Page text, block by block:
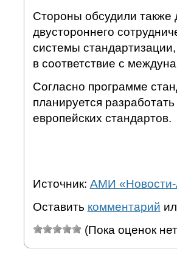
Стороны обсудили также
двустороннего
системы
в соответствие с
Согласно программе
планируется
европейских стандартов.
Источник: АМИ
Оставить комментарий
(Пока оценок